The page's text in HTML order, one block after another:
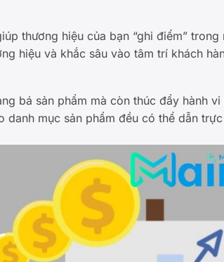
thương hiệu của bạn “ghi điểm”
hiệu và khắc sâu vào tâm trí khách
bá sản phẩm mà còn thúc đẩy hành
mục sản phẩm đều có thể dẫn